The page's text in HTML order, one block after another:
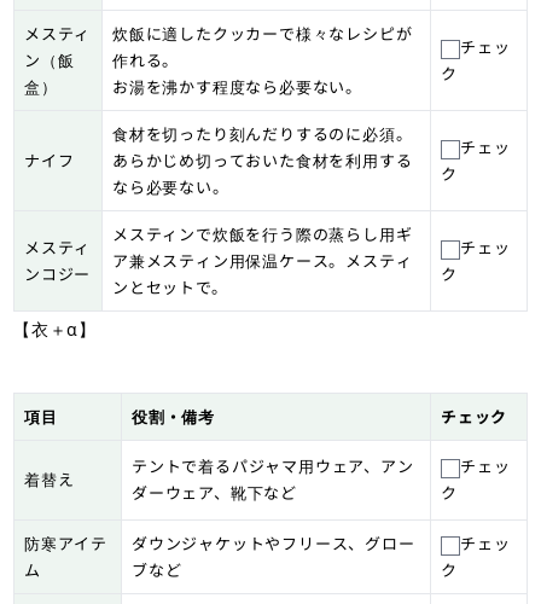
メスティ
ン（飯
盒）
炊飯に適したクッカーで様々なレシピが
作れる。
お湯を沸かす程度なら必要ない。
チェッ
ク
ナイフ
食材を切ったり刻んだりするのに必須。
あらかじめ切っておいた食材を利用する
なら必要ない。
チェッ
ク
メスティ
ンコジー
メスティンで炊飯を行う際の蒸らし用ギ
ア兼メスティン用保温ケース。メスティ
ンとセットで。
チェッ
ク
【衣＋α】
項目 役割・備考 チェック
着替え
テントで着るパジャマ用ウェア、アン
ダーウェア、靴下など
チェッ
ク
防寒アイテ
ム
ダウンジャケットやフリース、グロー
ブなど
チェッ
ク